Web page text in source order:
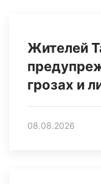
Жителей
грозах и
08.08.2026